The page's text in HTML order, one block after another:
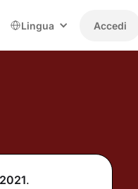
Lingua Accedi
2021.